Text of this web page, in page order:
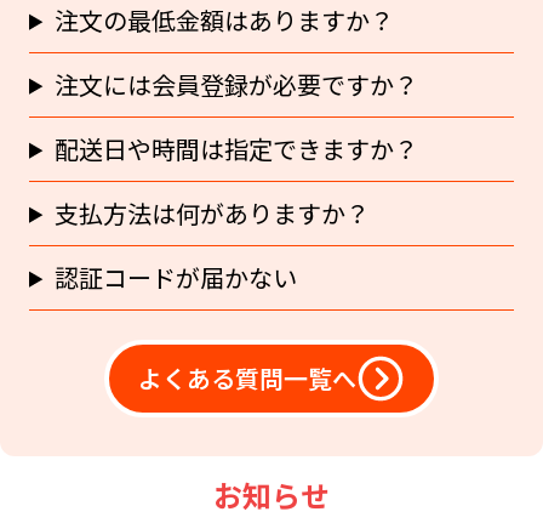
注文の最低金額はありますか？
注文には会員登録が必要ですか？
配送日や時間は指定できますか？
支払方法は何がありますか？
認証コードが届かない
よくある質問一覧へ
お知らせ